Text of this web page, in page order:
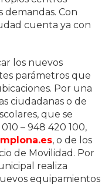
demandas. Con
cuenta ya con
los nuevos
parámetros que
Por una
ciudadanas o de
que se
– 948 420 100,
, o de los
de Movilidad. Por
realiza
equipamientos